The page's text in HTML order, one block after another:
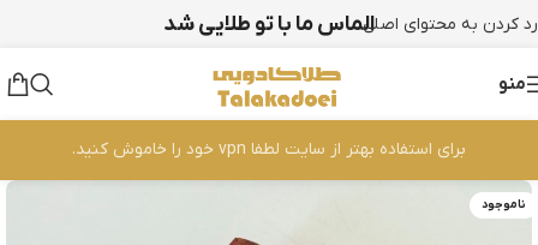
رد کردن به محتوای اصلیالماس ما با تو طلایی شد
منو
برای استفاده بهتر از سایت لطفا vpn خود را خاموش کنید.
ناموجود